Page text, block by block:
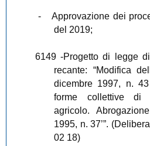
-
Approvazione dei
del 2019;
6149 -Progetto di legge
recante: “Modifica
dicembre 1997, n.
forme collettive di
agricolo.
1995, n. 37’”.
02 18)